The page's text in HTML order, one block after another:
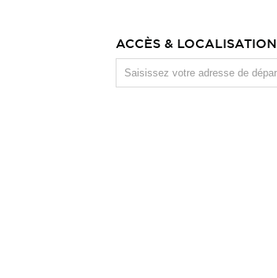
ACCÈS & LOCALISATION